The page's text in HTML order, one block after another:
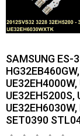
SAMSUNG ES-
UE32EH5200S,
SET0390